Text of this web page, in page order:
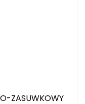
ZASUWKOWY